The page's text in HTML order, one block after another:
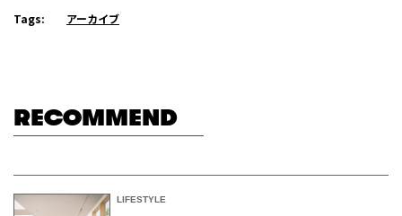
Tags: アーカイブ
RECOMMEND
LIFESTYLE